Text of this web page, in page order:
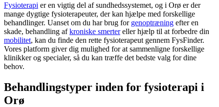
Fysioterapi er en vigtig del af sundhedssystemet, og i Orø er der
mange dygtige fysioterapeuter, der kan hjælpe med forskellige
behandlinger. Uanset om du har brug for genoptræning efter en
skade, behandling afkroniske smertereller hjælp til at forbedre din
mobilitet, kan du finde den rette fysioterapeut gennem FysFinder.
Vores platform giver dig mulighed for at sammenligne forskellige
klinikker og specialer, så du kan træffe det bedste valg for dine
behov.
Behandlingstyper inden for fysioterapi i
Orø